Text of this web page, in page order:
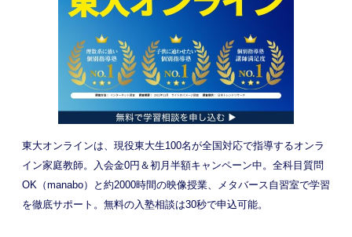
東大オンラインは、現役東大生100名が全国対応で指導するオンラ
イン家庭教師。入会金0円＆初月半額キャンペーン中。全科目質問
OK（manabo）と約2000時間の映像授業、メタバース自習室で学習
を徹底サポート。無料の入塾相談は30秒で申込可能。